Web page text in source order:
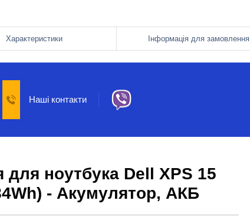
Характеристики Інформація для замовлення
Наші контакти
для ноутбука Dell XPS 15
- Акумулятор, АКБ